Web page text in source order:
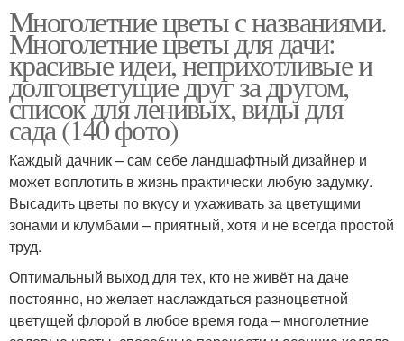
Многолетние цветы с названиями.
Многолетние цветы для дачи:
красивые идеи, неприхотливые и
долгоцветущие друг за другом,
список для ленивых, виды для
сада (140 фото)
Каждый дачник – сам себе ландшафтный дизайнер и
может воплотить в жизнь практически любую задумку.
Высадить цветы по вкусу и ухаживать за цветущими
зонами и клумбами – приятный, хотя и не всегда простой
труд.
Оптимальный выход для тех, кто не живёт на даче
постоянно, но желает наслаждаться разноцветной
цветущей флорой в любое время года – многолетние